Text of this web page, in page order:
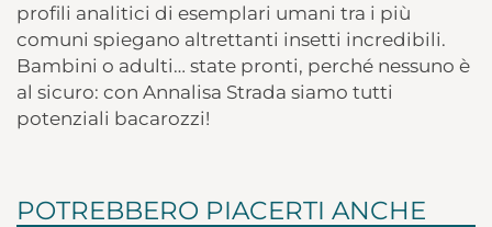
profili analitici di esemplari umani tra i più
comuni spiegano altrettanti insetti incredibili.
Bambini o adulti… state pronti, perché nessuno è
al sicuro: con Annalisa Strada siamo tutti
potenziali bacarozzi!
POTREBBERO PIACERTI ANCHE